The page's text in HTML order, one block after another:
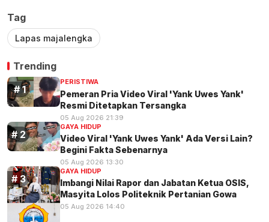
Tag
Lapas majalengka
Trending
PERISTIWA
Pemeran Pria Video Viral 'Yank Uwes Yank'
Resmi Ditetapkan Tersangka
05 Aug 2026 21:39
GAYA HIDUP
Video Viral 'Yank Uwes Yank' Ada Versi Lain?
Begini Fakta Sebenarnya
05 Aug 2026 13:30
GAYA HIDUP
Imbangi Nilai Rapor dan Jabatan Ketua OSIS,
Masyita Lolos Politeknik Pertanian Gowa
05 Aug 2026 14:40